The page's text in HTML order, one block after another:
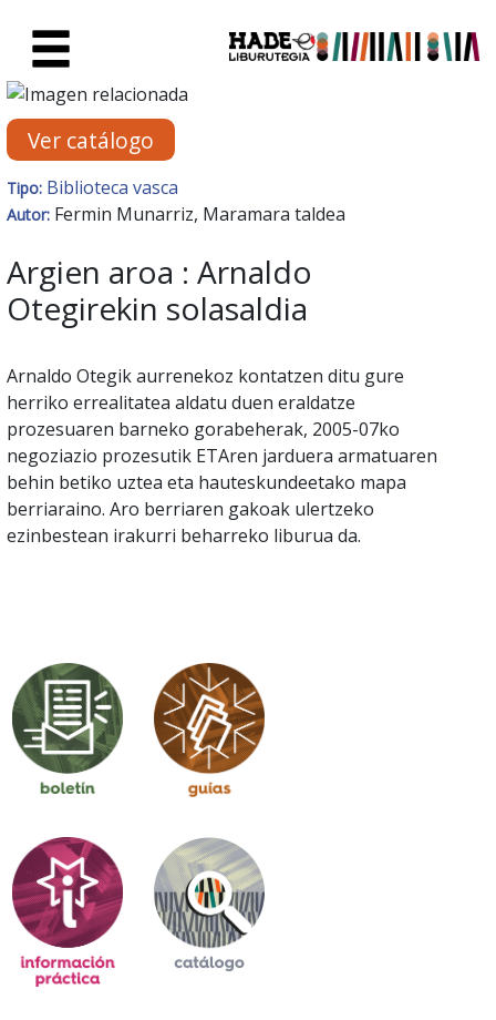
Ficha de Novedades -
Ver catálogo
Tipo: Biblioteca vasca
Autor: Fermin Munarriz, Maramara taldea
Argien aroa : Arnaldo
Otegirekin solasaldia
Arnaldo Otegik aurrenekoz kontatzen ditu gure
herriko errealitatea aldatu duen eraldatze
prozesuaren barneko gorabeherak, 2005-07ko
negoziazio prozesutik ETAren jarduera armatuaren
behin betiko uztea eta hauteskundeetako mapa
berriaraino. Aro berriaren gakoak ulertzeko
ezinbestean irakurri beharreko liburua da.